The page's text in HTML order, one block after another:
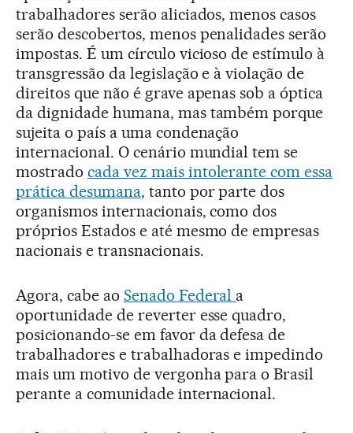
trabalhadores serão aliciados, menos casos
serão descobertos, menos penalidades serão
impostas. É um círculo vicioso de estímulo à
transgressão da legislação e à violação de
direitos que não é grave apenas sob a óptica
da dignidade humana, mas também porque
sujeita o país a uma condenação
internacional. O cenário mundial tem se
mostrado cada vez mais intolerante com essa
prática desumana, tanto por parte dos
organismos internacionais, como dos
próprios Estados e até mesmo de empresas
nacionais e transnacionais.
Agora, cabe ao Senado Federal a
oportunidade de reverter esse quadro,
posicionando-se em favor da defesa de
trabalhadores e trabalhadoras e impedindo
mais um motivo de vergonha para o Brasil
perante a comunidade internacional.